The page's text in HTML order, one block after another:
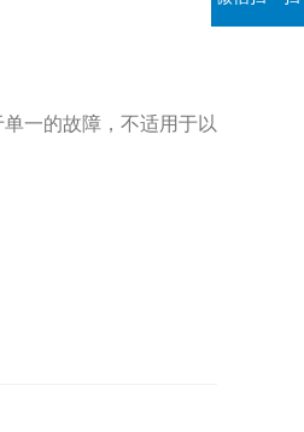
一的故障，不适用于以